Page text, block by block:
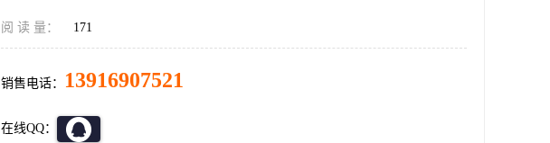
阅 读 量： 171
销售电话： 13916907521
在线QQ：